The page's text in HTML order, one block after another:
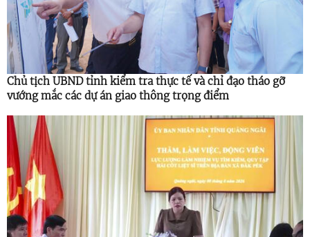
Chủ tịch UBND tỉnh kiểm tra thực tế và chỉ đạo tháo gỡ
vướng mắc các dự án giao thông trọng điểm